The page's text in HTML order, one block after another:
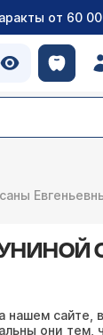
от 60
нашем сайте,
они тем,